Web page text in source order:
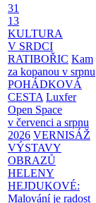
31
13
KULTURA
V SRDCI
RATIBOŘIC Kam
za kopanou v srpnu
POHÁDKOVÁ
CESTA Luxfer
Open Space
v červenci a srpnu
2026 VERNISÁŽ
VÝSTAVY
OBRAZŮ
HELENY
HEJDUKOVÉ:
Malování je radost